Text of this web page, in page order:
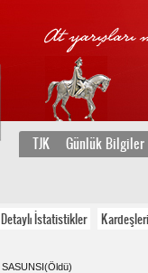
TJK Günlük Bilgiler
Detaylı İstatistikler Kardeşleri
SASUNSI(Öldü)